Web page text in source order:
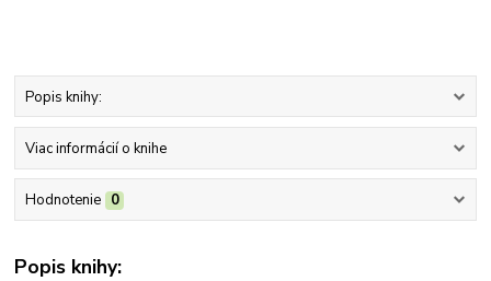
Popis knihy:
Viac informácií o knihe
Hodnotenie 0
Popis knihy: